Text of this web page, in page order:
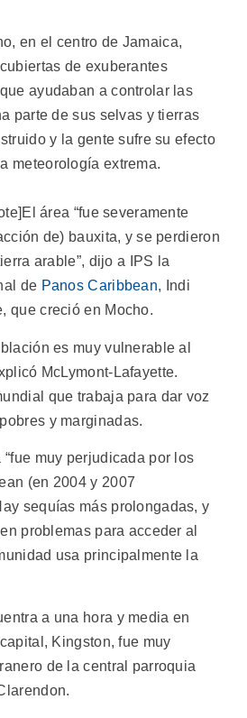
en el centro de Jamaica,
de exuberantes
ayudaban a controlar las
parte de sus selvas y tierras
y la gente sufre su efecto
meteorología extrema.
área “fue severamente
de) bauxita, y se perdieron
arable”, dijo a IPS la
de Panos Caribbean, Indi
que creció en Mocho.
es muy vulnerable al
McLymont-Lafayette.
que trabaja para dar voz
y marginadas.
“fue muy perjudicada por los
(en 2004 y 2007
sequías más prolongadas, y
problemas para acceder al
usa principalmente la
a una hora y media en
Kingston, fue muy
de la central parroquia